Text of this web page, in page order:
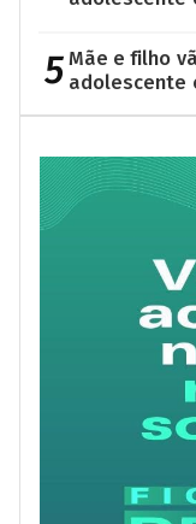
5 Mãe e filho
adolescente